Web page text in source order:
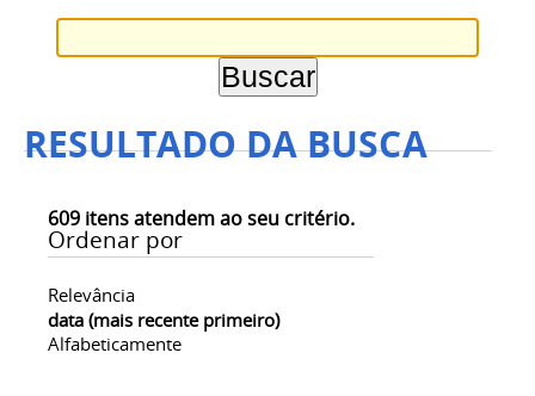
RESULTADO DA BUSCA
609 itens atendem ao seu critério.
Ordenar por
Relevância
data (mais recente primeiro)
Alfabeticamente